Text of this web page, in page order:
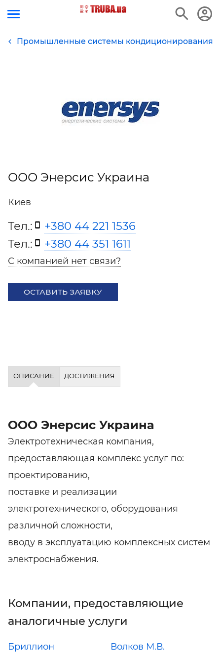
Промышленные системы кондиционирования
ООО Энерсис Украина
Киев
Тел.:
+380 44 221 1536
Тел.:
+380 44 351 1611
С компанией нет связи?
ОСТАВИТЬ ЗАЯВКУ
ОПИСАНИЕ ДОСТИЖЕНИЯ
ООО Энерсис Украина
Электротехническая компания,
предоставляющая комплекс услуг по:
проектированию,
поставке и реализации
электротехнического, оборудования
различной сложности,
вводу в эксплуатацию комплексных систем
электроснабжения.
Компании, предоставляющие
аналогичные услуги
Бриллион
Волков М.В.